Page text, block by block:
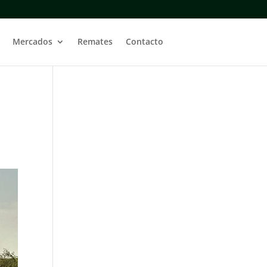
Mercados Remates Contacto